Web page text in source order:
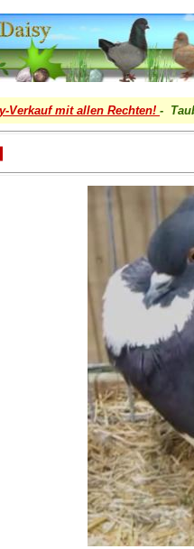
Verkauf mit allen Rechten! -